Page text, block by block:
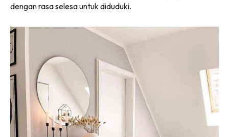
High Rise
Beli Di Mana
Buat Sendiri
Ilham Impiana
Ilham Impiana 360
Ilham Impiana Inspirasi Selebriti
Impiana TV
dengan rasa selesa untuk diduduki.